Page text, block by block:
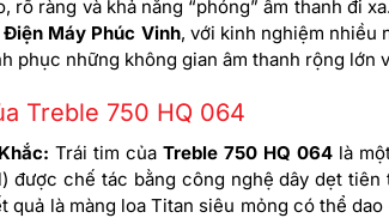
ràng và khả năng “phóng” âm thanh đi
Điện Máy Phúc Vinh, với kinh nghiệm nhiều
phục những không gian âm thanh rộng lớn
Treble 750 HQ 064
Trái tim của Treble 750 HQ 064 là
chế tác bằng công nghệ dây dẹt
là màng loa Titan siêu mỏng có thể